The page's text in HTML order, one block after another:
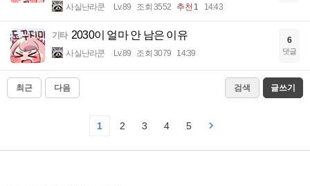
사실난라쿤 Lv.89 조회 3552 추천 1 14:43
기타 2030이 얼마 안 남은 이유
사실난라쿤 Lv.89 조회 3079 14:39
6
댓글
최근 다음 검색 글쓰기
1 2 3 4 5